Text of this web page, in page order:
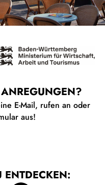
E-Mail, rufen an oder
aus!
ENTDECKEN: